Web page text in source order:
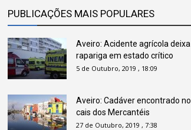
PUBLICAÇÕES MAIS POPULARES
Aveiro: Acidente agrícola deixa
rapariga em estado crítico
5 de Outubro, 2019 , 18:09
Aveiro: Cadáver encontrado no
cais dos Mercantéis
27 de Outubro, 2019 , 7:38